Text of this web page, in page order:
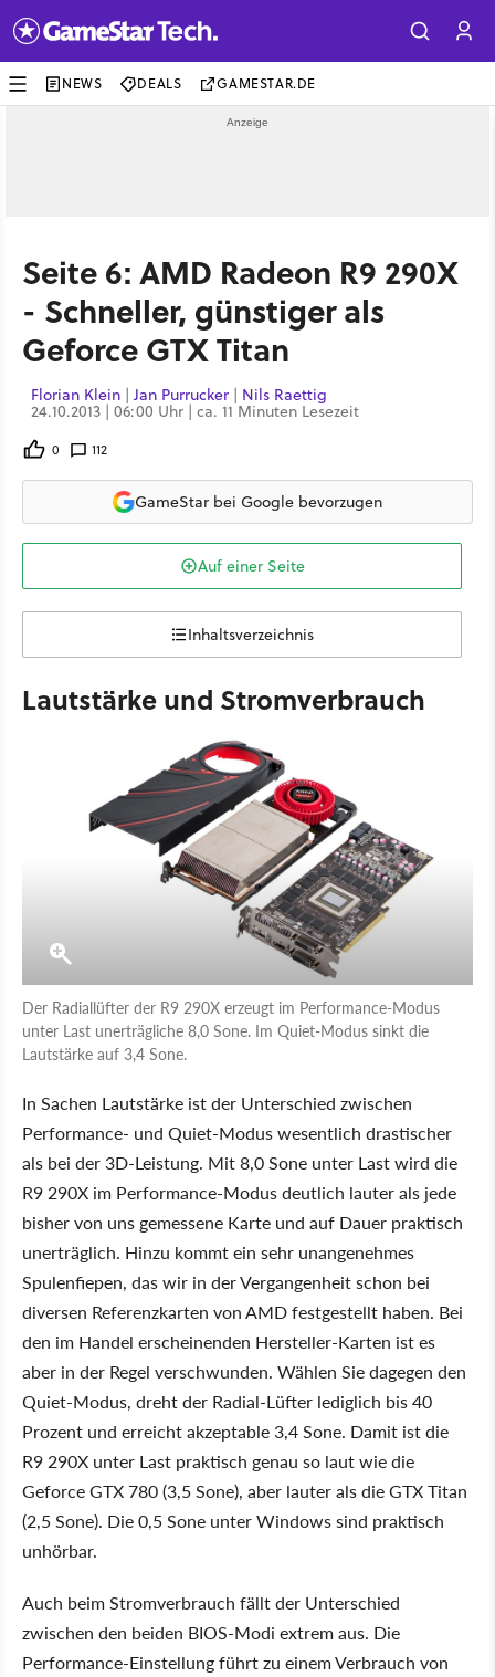
NEWS DEALS GAMESTAR.DE
Seite 6: AMD Radeon R9 290X
- Schneller, günstiger als
Geforce GTX Titan
Florian Klein | Jan Purrucker | Nils Raettig
24.10.2013 | 06:00 Uhr | ca. 11 Minuten Lesezeit
0 112
GameStar bei Google bevorzugen
Auf einer Seite
Inhaltsverzeichnis
Lautstärke und Stromverbrauch
Der Radiallüfter der R9 290X erzeugt im Performance-Modus
unter Last unerträgliche 8,0 Sone. Im Quiet-Modus sinkt die
Lautstärke auf 3,4 Sone.
In Sachen Lautstärke ist der Unterschied zwischen
Performance- und Quiet-Modus wesentlich drastischer
als bei der 3D-Leistung. Mit 8,0 Sone unter Last wird die
R9 290X im Performance-Modus deutlich lauter als jede
bisher von uns gemessene Karte und auf Dauer praktisch
unerträglich. Hinzu kommt ein sehr unangenehmes
Spulenfiepen, das wir in der Vergangenheit schon bei
diversen Referenzkarten von AMD festgestellt haben. Bei
den im Handel erscheinenden Hersteller-Karten ist es
aber in der Regel verschwunden. Wählen Sie dagegen den
Quiet-Modus, dreht der Radial-Lüfter lediglich bis 40
Prozent und erreicht akzeptable 3,4 Sone. Damit ist die
R9 290X unter Last praktisch genau so laut wie die
Geforce GTX 780 (3,5 Sone), aber lauter als die GTX Titan
(2,5 Sone). Die 0,5 Sone unter Windows sind praktisch
unhörbar.
Auch beim Stromverbrauch fällt der Unterschied
zwischen den beiden BIOS-Modi extrem aus. Die
Performance-Einstellung führt zu einem Verbrauch von